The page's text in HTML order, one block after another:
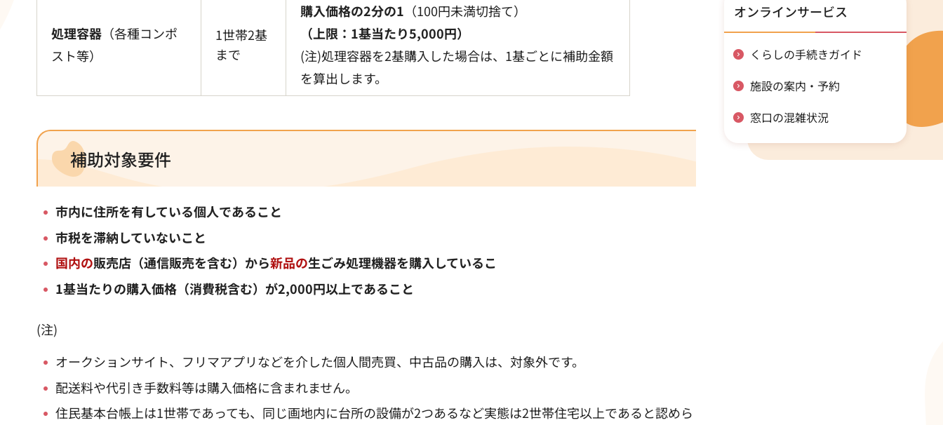
処理容器 （各種コンポ
スト等）
1世帯2基
まで
購入価格の2分の1 （100円未満切捨て）
（上限：1基当たり5,000円）
(注)処理容器を2基購入した場合は、1基ごとに補助金額
を算出します。
補助対象要件
市内に住所を有している個人であること
市税を滞納していないこと
国内の販売店（通信販売を含む）から新品の生ごみ処理機器を購入しているこ
1基当たりの購入価格（消費税含む）が2,000円以上であること
(注)
オークションサイト、フリマアプリなどを介した個人間売買、中古品の購入は、対象外です。
配送料や代引き手数料等は購入価格に含まれません。
住民基本台帳上は1世帯であっても、同じ画地内に台所の設備が2つあるなど実態は2世帯住宅以上であると認めら
オンラインサービス
くらしの手続きガイド
施設の案内・予約
窓口の混雑状況